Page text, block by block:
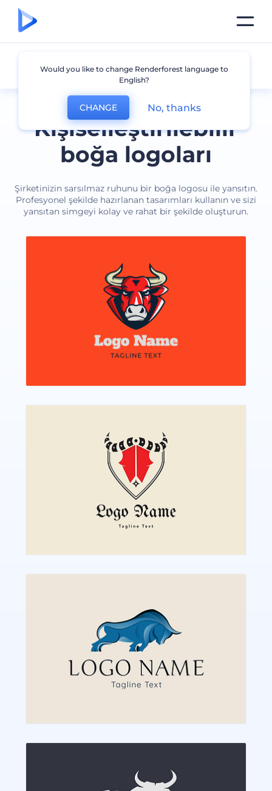
Kişiselleştirilebilir
boğa logoları
Şirketinizin sarsılmaz ruhunu bir boğa logosu ile yansıtın.
Profesyonel şekilde hazırlanan tasarımları kullanın ve sizi
yansıtan simgeyi kolay ve rahat bir şekilde oluşturun.
Boğa
Would you like to change Renderforest language to
English?
CHANGE No, thanks